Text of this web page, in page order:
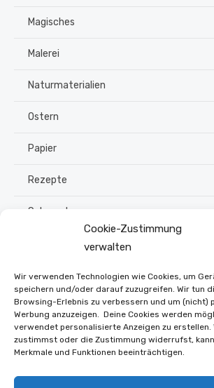
Cookie-Zustimmung
verwalten
Wir verwenden Technologien wie Cookies, um
speichern und/oder darauf zuzugreifen. Wir tun
Browsing-Erlebnis zu verbessern und um (nicht)
Werbung anzuzeigen. Deine Cookies werden
verwendet personalisierte Anzeigen zu erstellen.
zustimmst oder die Zustimmung widerrufst,
Merkmale und Funktionen beeinträchtigen.
Magisches
Malerei
Naturmaterialien
Ostern
Papier
Rezepte
Schmuck
Upcycling
Stroh flechten
Weihnachten